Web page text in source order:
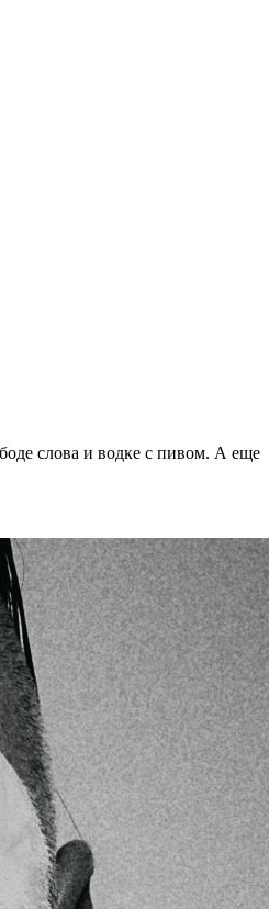
слова и водке с пивом. А еще